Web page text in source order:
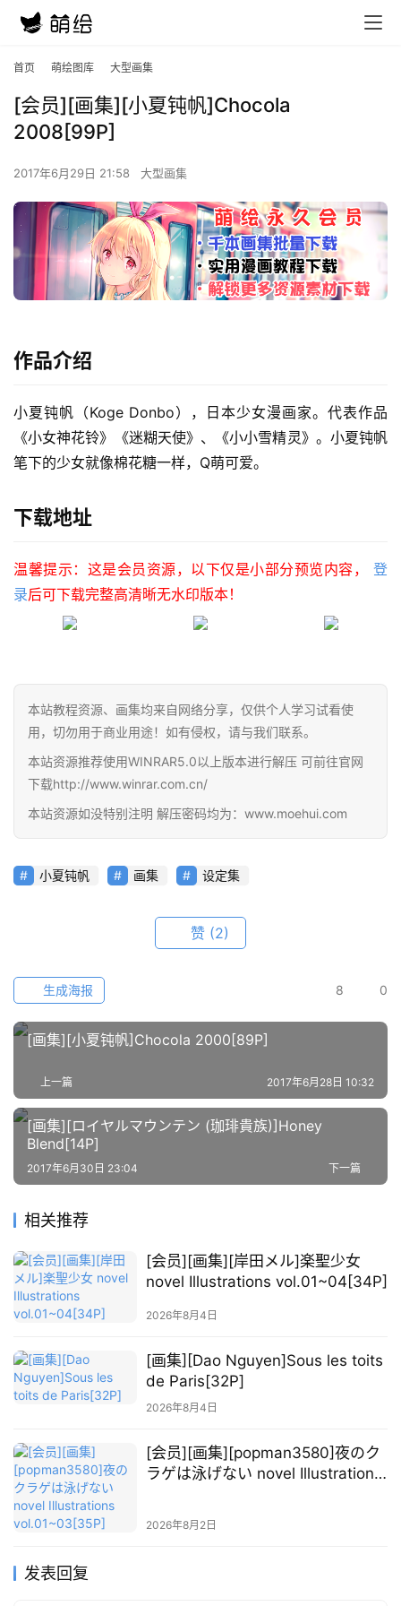
线
教
程
会
资
素
材
萌
图
关
于
站
首页 萌绘图库 大型画集
[会员][画集][小夏钝帆]Chocola
2008[99P]
2017年6月29日 21:58 大型画集
作品介绍
小夏钝帆（Koge Donbo），日本少女漫画家。代表作品
《小女神花铃》《迷糊天使》、《小小雪精灵》。小夏钝帆
笔下的少女就像棉花糖一样，Q萌可爱。
下载地址
温馨提示：这是会员资源，以下仅是小部分预览内容， 登
录后可下载完整高清晰无水印版本！
本站教程资源、画集均来自网络分享，仅供个人学习试看使
用，切勿用于商业用途！如有侵权，请与我们联系。
本站资源推荐使用WINRAR5.0以上版本进行解压 可前往官网
下载http://www.winrar.com.cn/
本站资源如没特别注明 解压密码均为：www.moehui.com
小夏钝帆 画集 设定集
赞 (2)
8 0
生成海报
[画集][小夏钝帆]Chocola 2000[89P]
上一篇 2017年6月28日 10:32
[画集][ロイヤルマウンテン (珈琲貴族)]Honey
Blend[14P]
下一篇
2017年6月30日 23:04
相关推荐
[会员][画集][岸田メル]楽聖少女
novel Illustrations vol.01~04[34P]
2026年8月4日
[画集][Dao Nguyen]Sous les toits
de Paris[32P]
2026年8月4日
[会员][画集][popman3580]夜のク
ラゲは泳げない novel Illustrations
2026年8月2日
发表回复